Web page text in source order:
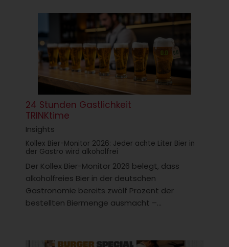
24 Stunden Gastlichkeit
TRINKtime
Insights
Kollex Bier-Monitor 2026: Jeder achte Liter Bier in
der Gastro wird alkoholfrei
Der Kollex Bier-Monitor 2026 belegt, dass
alkoholfreies Bier in der deutschen
Gastronomie bereits zwölf Prozent der
bestellten Biermenge ausmacht –...